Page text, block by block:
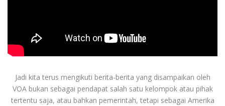
Jadi kita terus mengikuti berita-berita yang disampaikan oleh
VOA bukan sebagai pendapat salah satu kelompok atau pihak
tertentu saja, atau bahkan pemerintah, tetapi sebagai Amerika